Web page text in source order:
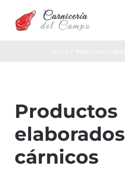
Productos
elaborados
cárnicos